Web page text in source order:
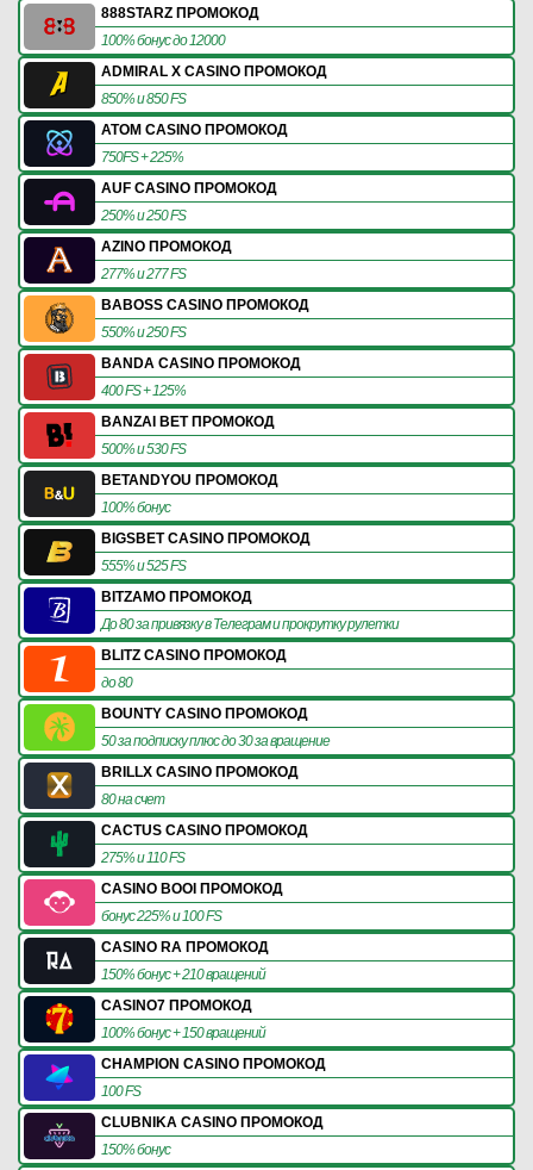
888STARZ ПРОМОКОД
100% бонус до 12000
ADMIRAL X CASINO ПРОМОКОД
850% и 850 FS
ATOM CASINO ПРОМОКОД
750FS + 225%
AUF CASINO ПРОМОКОД
250% и 250 FS
AZINO ПРОМОКОД
277% и 277 FS
BABOSS CASINO ПРОМОКОД
550% и 250 FS
BANDA CASINO ПРОМОКОД
400 FS + 125%
BANZAI BET ПРОМОКОД
500% и 530 FS
BETANDYOU ПРОМОКОД
100% бонус
BIGSBET CASINO ПРОМОКОД
555% и 525 FS
BITZAMO ПРОМОКОД
До 80 за привязку в Телеграм и прокрутку рулетки
BLITZ CASINO ПРОМОКОД
до 80
BOUNTY CASINO ПРОМОКОД
50 за подписку плюс до 30 за вращение
BRILLX CASINO ПРОМОКОД
80 на счет
CACTUS CASINO ПРОМОКОД
275% и 110 FS
CASINO BOOI ПРОМОКОД
бонус 225% и 100 FS
CASINO RA ПРОМОКОД
150% бонус + 210 вращений
CASINO7 ПРОМОКОД
100% бонус + 150 вращений
CHAMPION CASINO ПРОМОКОД
100 FS
CLUBNIKA CASINO ПРОМОКОД
150% бонус